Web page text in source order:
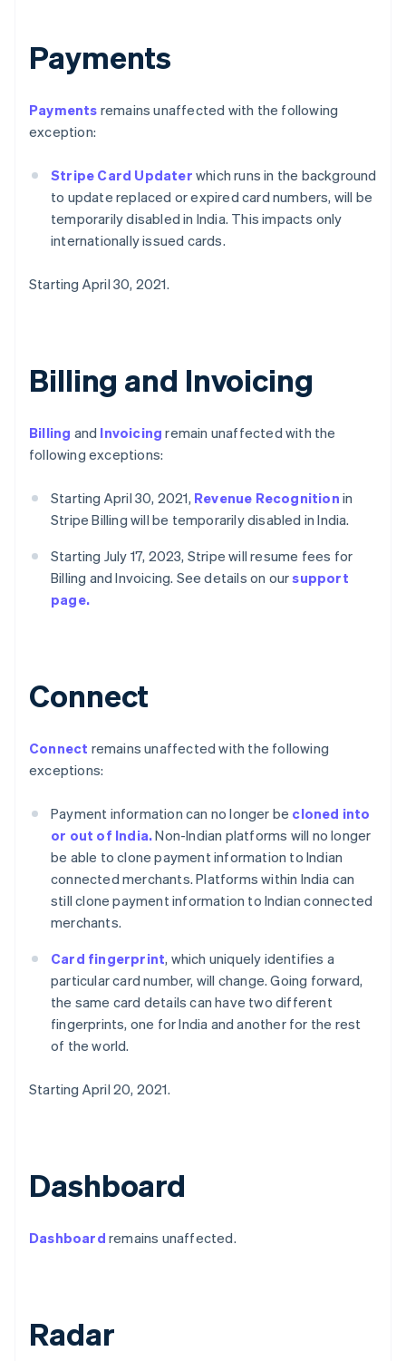
Payments
Payments remains unaffected with the following
exception:
Stripe Card Updater which runs in the background
to update replaced or expired card numbers, will be
temporarily disabled in India. This impacts only
internationally issued cards.
Starting April 30, 2021.
Billing and Invoicing
Billing and Invoicing remain unaffected with the
following exceptions:
Starting April 30, 2021, Revenue Recognition in
Stripe Billing will be temporarily disabled in India.
Starting July 17, 2023, Stripe will resume fees for
Billing and Invoicing. See details on oursupport
page.
Connect
Connect remains unaffected with the following
exceptions:
Payment information can no longer be cloned into
or out of India.Non-Indian platforms will no longer
be able to clone payment information to Indian
connected merchants. Platforms within India can
still clone payment information to Indian connected
merchants.
Card fingerprint, which uniquely identifies a
particular card number, will change. Going forward,
the same card details can have two different
fingerprints, one for India and another for the rest
of the world.
Starting April 20, 2021.
Dashboard
Dashboard remains unaffected.
Radar
กรีซ
เขตบริหารพิเศษฮ่องกง ประเทศจีน
English
แคนาดา
โครเอเชีย
English Italiano
จีนแผ่นดินใหญ่
简体中文English
English
ญี่ปุ่น
เดนมาร์ก
English
ไทย
ไทย English
นอร์เวย์
English
English
บัลแกเรีย
NederlandsFrançais DeutschEnglish
ฝรั่งเศส